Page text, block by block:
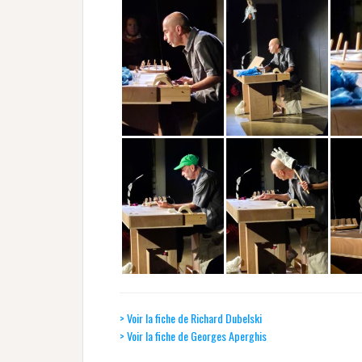
> Voir la fiche de Richard Dubelski
> Voir la fiche de Georges Aperghis